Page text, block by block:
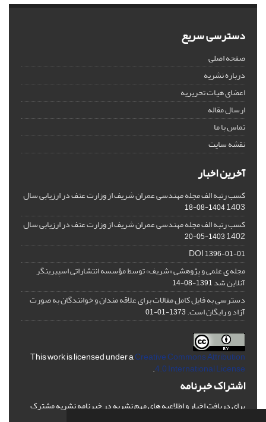
دسترسی سریع
صفحه اصلی
درباره نشریه
اعضای هیات تحریریه
ارسال مقاله
تماس با ما
نقشه سایت
آخرین اخبار
کسب رتبه الف مجله مهندسی عمران شریف از وزارت عتف در ارزیابی سال
1403
1404-08-18
کسب رتبه الف مجله مهندسی عمران شریف از وزارت عتف در ارزیابی سال
1402
1403-05-20
DOI1396-01-01
مجله ی علمی و پژوهشی «شریف» توسط مؤسسه انتشاراتی اسپیرینگر
آنلاین شد1391-08-14
دسترسی به فایل کامل مقالات برای علاقه مندان و خوانندگان به صورت
آزاد و رایگان است.1373-01-01
This work is licensed under aCreative Commons Attribution
4.0 International License
.
اشتراک خبرنامه
برای دریافت اخبار و اطلاعیه های مهم نشریه در خبرنامه نشریه مشترک